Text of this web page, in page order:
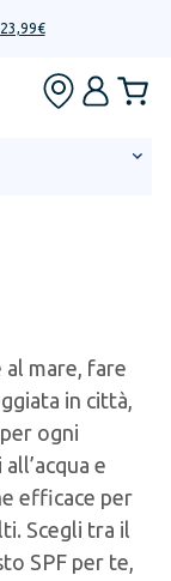
al mare, fare
in città,
ogni
e
efficace per
Scegli tra il
SPF per te,